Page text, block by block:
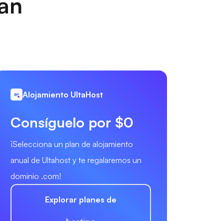
Alojamiento UltaHost
Consíguelo por $0
¡Selecciona un plan de alojamiento
anual de Ultahost y te regalaremos un
dominio .com!
Explorar planes de